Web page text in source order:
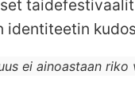
identiteetin
ei ainoastaan